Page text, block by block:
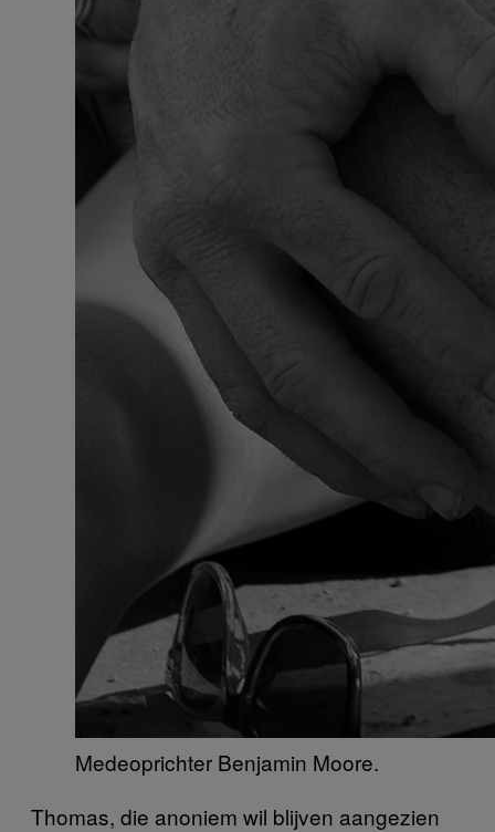
Medeoprichter Benjamin Moore.
Thomas, die anoniem wil blijven aangezien